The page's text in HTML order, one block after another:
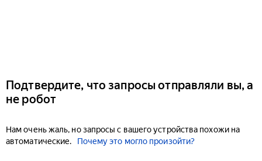
Подтвердите, что запросы отправляли вы, а
не робот
Нам очень жаль, но запросы с вашего устройства похожи на
автоматические.
Почему это могло произойти?